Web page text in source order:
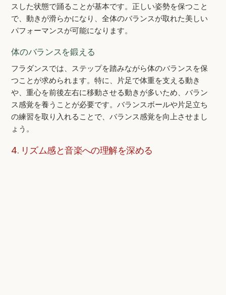
スした状態で踊ることが基本です。正しい姿勢を保つこと
で、動きが滑らかになり、全体のバランスが取れた美しい
パフォーマンスが可能になります。
体のバランスを鍛える
フラダンスでは、ステップを踏みながら体のバランスを保
つことが求められます。特に、片足で体重を支える動き
や、重心を前後左右に移動させる動きが多いため、バラン
ス感覚を養うことが必要です。バランスボールや片足立ち
の練習を取り入れることで、バランス感覚を向上させまし
ょう。
4. リズム感と音楽への理解を深める